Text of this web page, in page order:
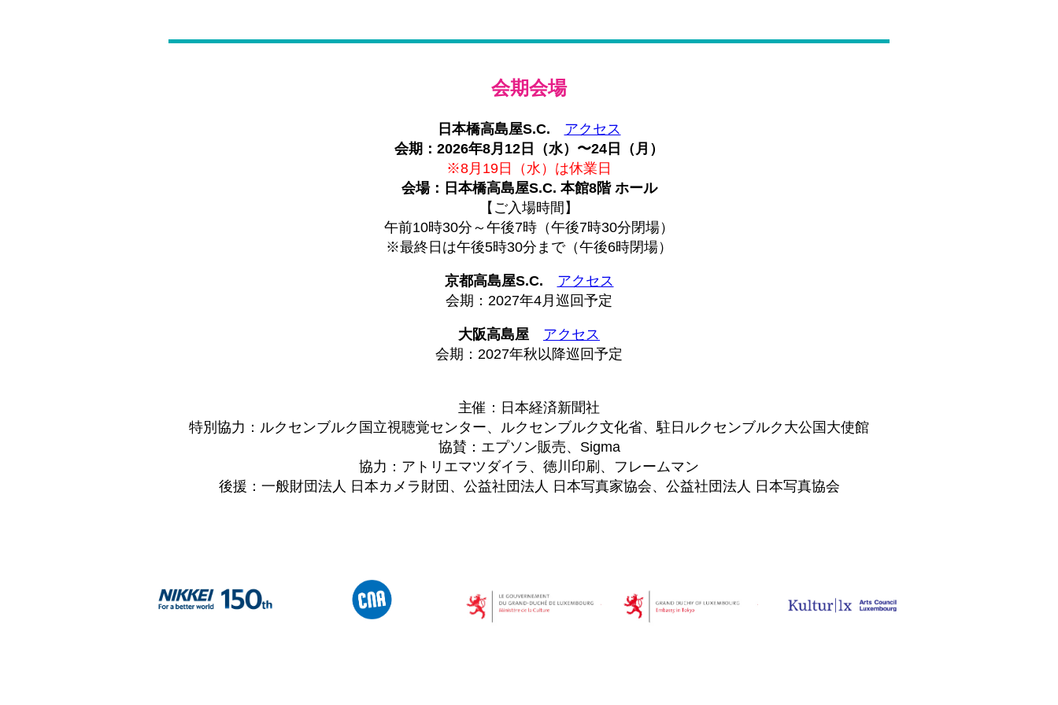
会期会場
日本橋高島屋S.C. アクセス
会期：2026年8月12日（水）〜24日（月）
※8月19日（水）は休業日
会場：日本橋高島屋S.C. 本館8階 ホール
【ご入場時間】
午前10時30分～午後7時（午後7時30分閉場）
※最終日は午後5時30分まで（午後6時閉場）
京都高島屋S.C.
アクセス
会期：2027年4月巡回予定
大阪高島屋
アクセス
会期：2027年秋以降巡回予定
主催：日本経済新聞社
特別協力：ルクセンブルク国立視聴覚センター、ルクセンブルク文化省、駐日ルクセンブルク大公国大使館
協賛：エプソン販売、Sigma
協力：アトリエマツダイラ、徳川印刷、フレームマン
後援：一般財団法人 日本カメラ財団、公益社団法人 日本写真家協会、公益社団法人 日本写真協会